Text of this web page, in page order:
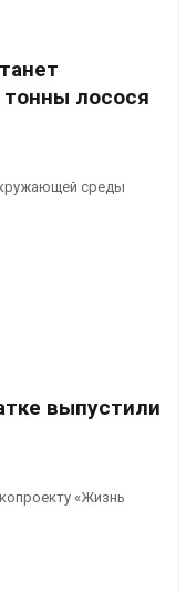
лосося
среды
выпустили
«Жизнь